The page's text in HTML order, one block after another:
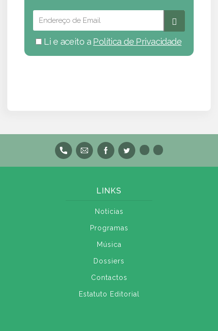
Li e aceito a Política de Privacidade
LINKS
Notícias
Programas
Música
Dossiers
Contactos
Estatuto Editorial